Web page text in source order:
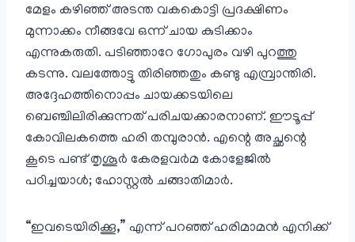
മേളം കഴിഞ്ഞ് അടന്ത വകകൊട്ടി പ്രദക്ഷിണം
മുന്നാക്കം നീങ്ങവേ ഒന്ന് ചായ കുടിക്കാം
എന്നുകരുതി. പടിഞ്ഞാറേ ഗോപുരം വഴി പുറത്തു
കടന്നു. വലത്തോട്ടു തിരിഞ്ഞതും കണ്ടു എമ്പ്രാന്തിരി.
അദ്ദേഹത്തിനൊപ്പം ചായക്കടയിലെ
ബെഞ്ചിലിരിക്കുന്നത് പരിചയക്കാരനാണ്‌. ഈടൂപ്പ്
കോവിലകത്തെ ഹരി തമ്പുരാൻ. എന്റെ അച്ഛന്റെ
കൂടെ പണ്ട് തൃശൂർ കേരളവർമ കോളേജിൽ
പഠിച്ചയാൾ; ഹോസ്റ്റൽ ചങ്ങാതിമാർ.
“ഇവടെയിരിക്കൂ,” എന്ന് പറഞ്ഞ് ഹരിമാമൻ എനിക്ക്